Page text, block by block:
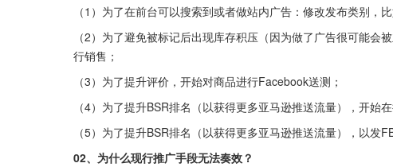
（1）为了在前台可以搜索到或者做站内广告：修改发布类别，
（2）为了避免被标记后出现库存积压（因为做了广告很可能
行销售；
（3）为了提升评价，开始对商品进行Facebook送测；
（4）为了提升BSR排名（以获得更多亚马逊推送流量），开始
（5）为了提升BSR排名（以获得更多亚马逊推送流量），以发
02、为什么现行推广手段无法奏效？